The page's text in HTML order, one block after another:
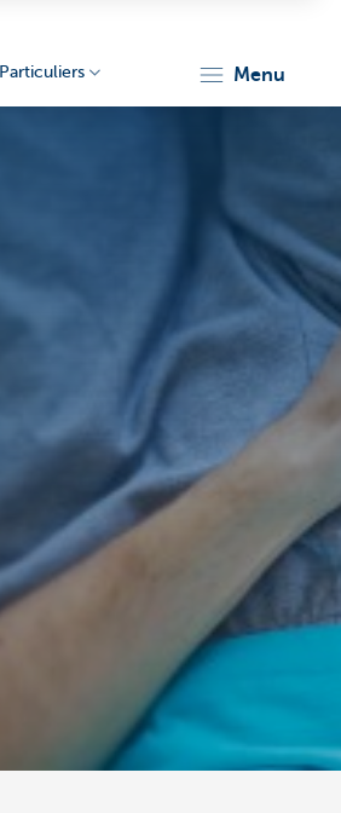
Particuliers menu